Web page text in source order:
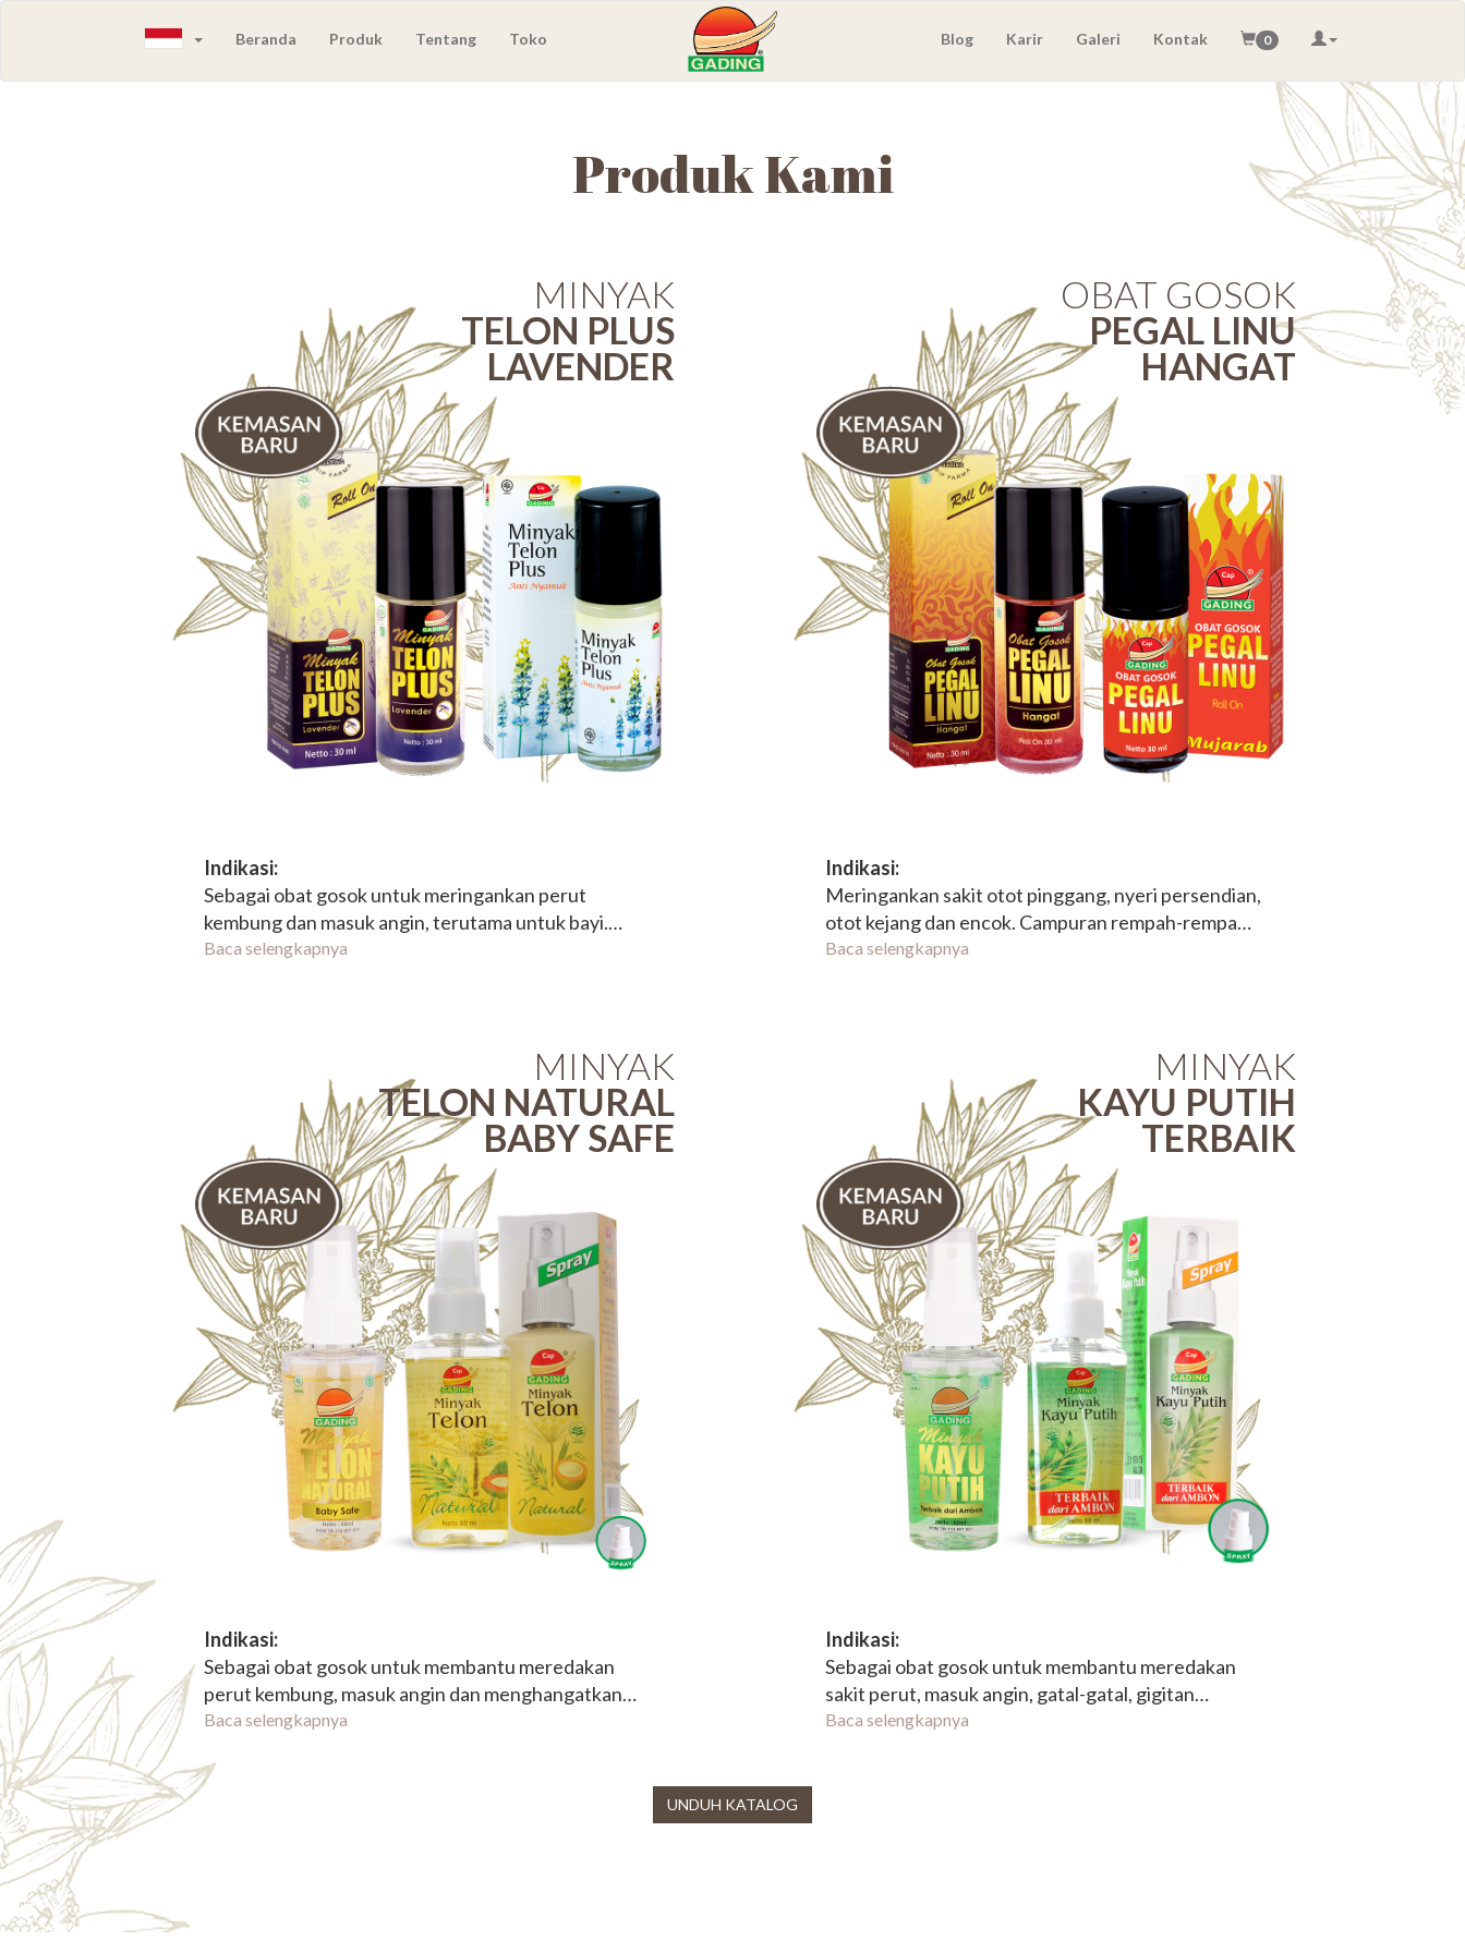
Beranda Produk Tentang Toko Blog Karir Galeri Kontak 0
Produk Kami
MINYAK
TELON PLUS
LAVENDER
Indikasi:
Sebagai obat gosok untuk meringankan perut
kembung dan masuk angin, terutama untuk bayi.
Mengandung lavender untuk membantu
Baca selengkapnya
OBAT GOSOK
PEGAL LINU
HANGAT
Indikasi:
Meringankan sakit otot pinggang, nyeri persendian,
otot kejang dan encok. Campuran rempah-rempah
alami berkhasiat untuk melancarkan peredaran
Baca selengkapnya
MINYAK
TELON NATURAL
BABY SAFE
Indikasi:
Sebagai obat gosok untuk membantu meredakan
perut kembung, masuk angin dan menghangatkan
badan, terutama untuk bayi dan anak.
Baca selengkapnya
MINYAK
KAYU PUTIH
TERBAIK
Indikasi:
Sebagai obat gosok untuk membantu meredakan
sakit perut, masuk angin, gatal-gatal, gigitan
serangga dan menghangatkan badan.
Baca selengkapnya
UNDUH KATALOG